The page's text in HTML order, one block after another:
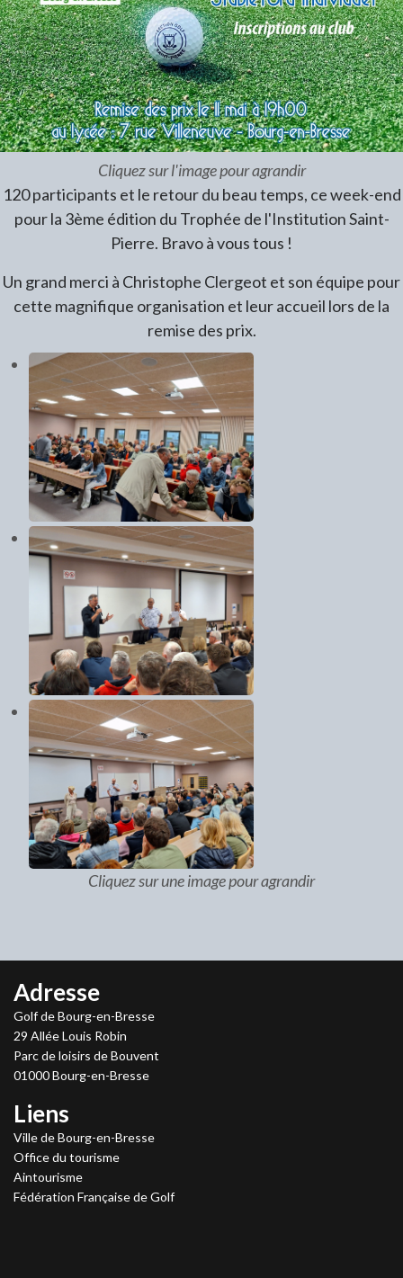
Cliquez sur l'image pour agrandir
120 participants et le retour du beau temps, ce week-end
pour la 3ème édition du Trophée de l'Institution Saint-
Pierre. Bravo à vous tous !
Un grand merci à Christophe Clergeot et son équipe pour
cette magnifique organisation et leur accueil lors de la
remise des prix.
Cliquez sur une image pour agrandir
Adresse
Golf de Bourg-en-Bresse
29 Allée Louis Robin
Parc de loisirs de Bouvent
01000 Bourg-en-Bresse
Liens
Ville de Bourg-en-Bresse
Office du tourisme
Aintourisme
Fédération Française de Golf